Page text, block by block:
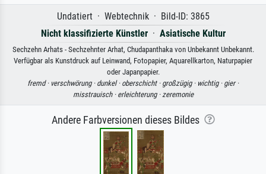
Undatiert · Webtechnik · Bild-ID: 3865
Nicht klassifizierte Künstler· Asiatische Kultur
Sechzehn Arhats - Sechzehnter Arhat, Chudapanthaka von Unbekannt Unbekannt.
Verfügbar als Kunstdruck auf Leinwand, Fotopapier, Aquarellkarton, Naturpapier
oder Japanpapier.
fremd · verschwörung · dunkel · oberschicht · großzügig · wichtig · gier ·
misstrauisch · erleichterung · zeremonie
Andere Farbversionen dieses Bildes